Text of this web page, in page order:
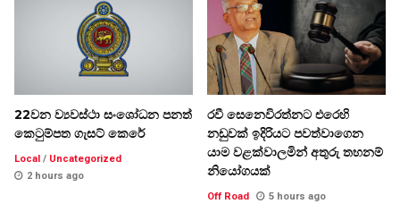
22වන ව්‍යවස්ථා සංශෝධන පනත්
කෙටුම්පත ගැසට් කෙරේ
Local / Uncategorized
2 hours ago
රවී සෙනෙවිරත්නට එරෙහි
නඩුවක් ඉදිරියට පවත්වාගෙන
යාම වළක්වාලමින් අතුරු තහනම්
නියෝගයක්
Off Road 5 hours ago